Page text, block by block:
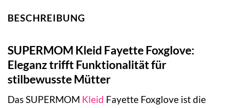
BESCHREIBUNG
SUPERMOM Kleid Fayette Foxglove:
Eleganz trifft Funktionalität für
stilbewusste Mütter
Das SUPERMOM Kleid Fayette Foxglove ist die